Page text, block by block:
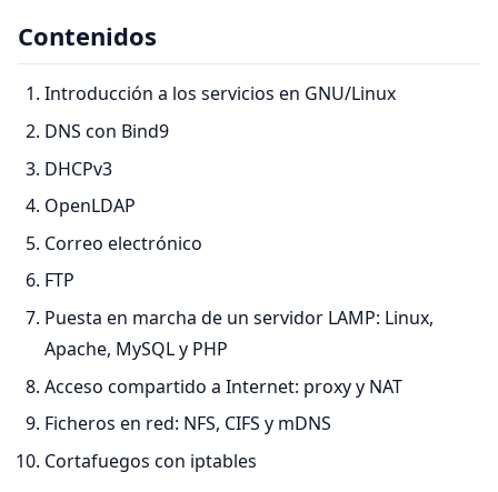
Contenidos
Introducción a los servicios en GNU/Linux
DNS con Bind9
DHCPv3
OpenLDAP
Correo electrónico
FTP
Puesta en marcha de un servidor LAMP: Linux,
Apache, MySQL y PHP
Acceso compartido a Internet: proxy y NAT
Ficheros en red: NFS, CIFS y mDNS
Cortafuegos con iptables